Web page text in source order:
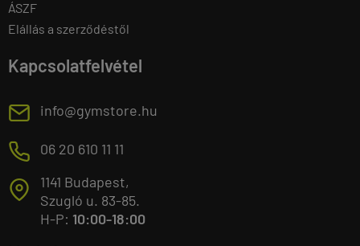
ÁSZF
Elállás a szerződéstől
Kapcsolatfelvétel
E info@gymstore.hu
M 06 20 610 11 11
T
1141 Budapest,
Szugló u. 83-85.
H-P: 10:00-18:00